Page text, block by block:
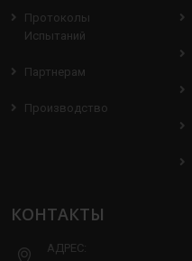
Протоколы
Испытаний
Партнерам
Производство
КОНТАКТЫ
АДРЕС: